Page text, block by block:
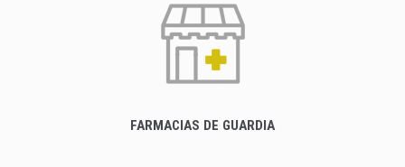
FARMACIAS DE GUARDIA